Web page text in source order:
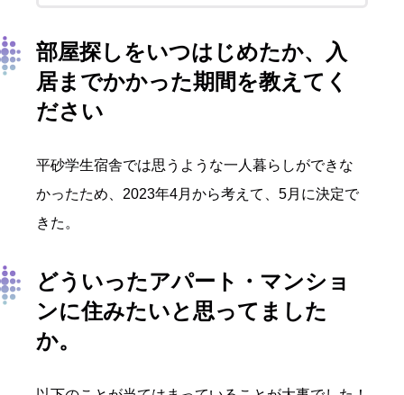
部屋探しをいつはじめたか、入
居までかかった期間を教えてく
ださい
平砂学生宿舎では思うような一人暮らしができな
かったため、2023年4月から考えて、5月に決定で
きた。
どういったアパート・マンショ
ンに住みたいと思ってました
か。